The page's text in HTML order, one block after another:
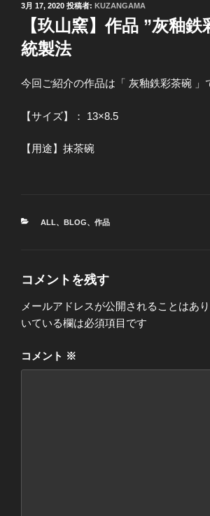
投
3月 17, 2020 投稿者: KUZANGAMA
【玖山窯】作品 ”灰釉鉄
統製法
今回ご紹介の作品は「 灰釉鉄彩茶碗 」
【サイズ】： 13×8.5
【用途】抹茶碗
カ
ALL、 BLOG、 作品
コメントを残す
メールアドレスが公開されることはあり
いている欄は必須項目です
コメント ※